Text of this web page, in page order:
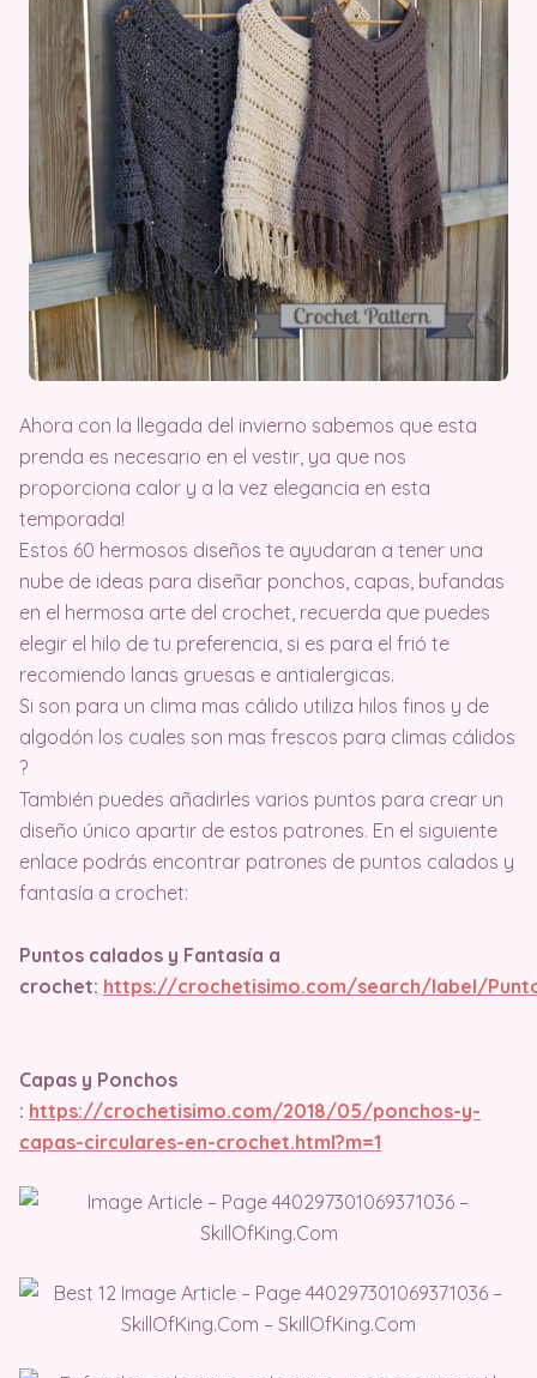
Ahora con la llegada del invierno sabemos que esta
prenda es necesario en el vestir, ya que nos
proporciona calor y a la vez elegancia en esta
temporada!
Estos 60 hermosos diseños te ayudaran a tener una
nube de ideas para diseñar ponchos, capas, bufandas
en el hermosa arte del crochet, recuerda que puedes
elegir el hilo de tu preferencia, si es para el frió te
recomiendo lanas gruesas e antialergicas.
Si son para un clima mas cálido utiliza hilos finos y de
algodón los cuales son mas frescos para climas cálidos
?
También puedes añadirles varios puntos para crear un
diseño único apartir de estos patrones. En el siguiente
enlace podrás encontrar patrones de puntos calados y
fantasía a crochet:
Puntos calados y Fantasía a
crochet: https://crochetisimo.com/search/label/
Capas y Ponchos
: https://crochetisimo.com/2018/05/ponchos-y-
capas-circulares-en-crochet.html?m=1